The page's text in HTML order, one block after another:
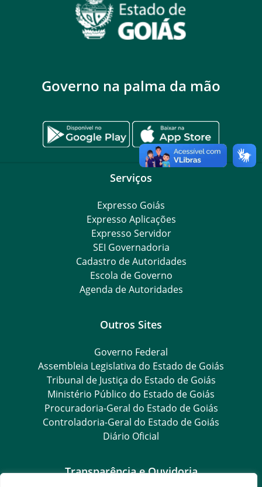
Governo na palma da mão
Serviços
Expresso Goiás
Expresso Aplicações
Expresso Servidor
SEI Governadoria
Cadastro de Autoridades
Escola de Governo
Agenda de Autoridades
Outros Sites
Governo Federal
Assembleia Legislativa do Estado de Goiás
Tribunal de Justiça do Estado de Goiás
Ministério Público do Estado de Goiás
Procuradoria-Geral do Estado de Goiás
Controladoria-Geral do Estado de Goiás
Diário Oficial
Transparência e Ouvidoria